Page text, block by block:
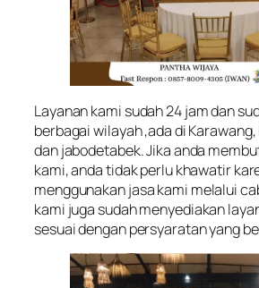
Layanan kami sudah 24 jam dan
berbagai wilayah ,ada di
dan jabodetabek. Jika anda
kami, anda tidak perlu khawatir
menggunakan jasa kami melalui
kami juga sudah menyediakan
sesuai dengan persyaratan yang